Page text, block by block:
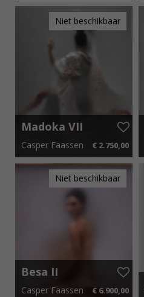
170 cm x 90 cm € 81,90 p.m.
Niet beschikbaar
Madoka VII
Casper Faassen € 2.750,00
40 cm x 50 cm € 41,25 p.m.
Niet beschikbaar
Besa II
Casper Faassen € 6.900,00